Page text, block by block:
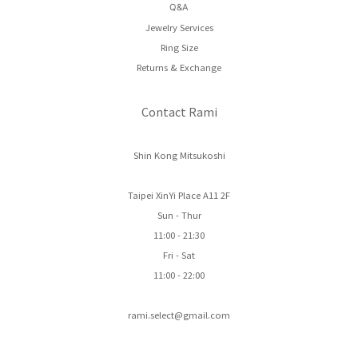
Q&A
Jewelry Services
Ring Size
Returns & Exchange
Contact Rami
Shin Kong Mitsukoshi
Taipei XinYi Place A11 2F
Sun - Thur
11:00 - 21:30
Fri - Sat
11:00 - 22:00
rami.select@gmail.com